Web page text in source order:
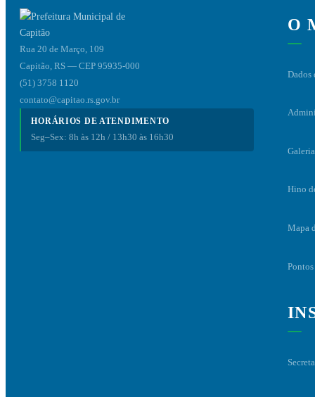
Rua 20 de Março, 109
Capitão, RS — CEP 95935-000
(51) 3758 1120
contato@capitao.rs.gov.br
HORÁRIOS DE ATENDIMENTO
Seg–Sex: 8h às 12h / 13h30 às 16h30
O
Hino
Mapa